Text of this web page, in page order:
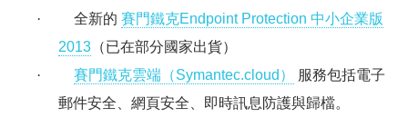
·
全新的 賽門鐵克Endpoint Protection 中小企業版
2013（已在部分國家出貨）
·
賽門鐵克雲端（Symantec.cloud ）
服務包括電子
郵件安全、網頁安全、即時訊息防護與歸檔。